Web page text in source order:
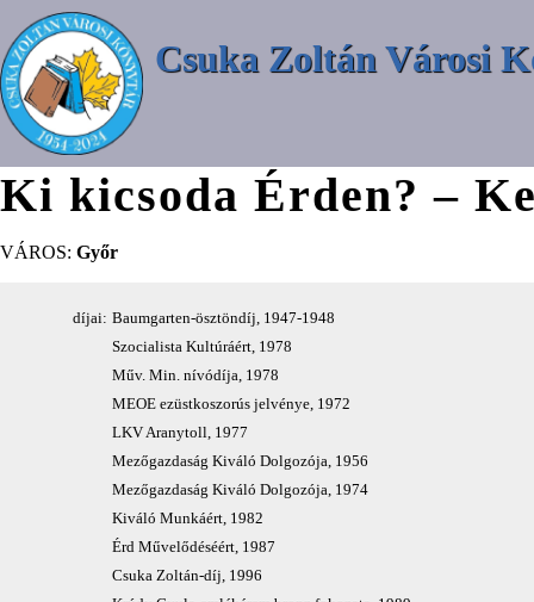
Csuka Zoltán Városi
Ki kicsoda Érden? –
VÁROS: Győr
díjai: Baumgarten-ösztöndíj, 1947-1948
Szocialista Kultúráért, 1978
Műv. Min. nívódíja, 1978
MEOE ezüstkoszorús jelvénye, 1972
LKV Aranytoll, 1977
Mezőgazdaság Kiváló Dolgozója, 1956
Mezőgazdaság Kiváló Dolgozója, 1974
Kiváló Munkáért, 1982
Érd Művelődéséért, 1987
Csuka Zoltán-díj, 1996